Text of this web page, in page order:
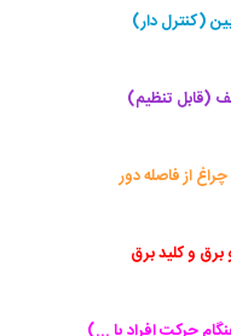
(کنترل دار)
(قابل تنظیم)
از فاصله دور
برق و کلید برق